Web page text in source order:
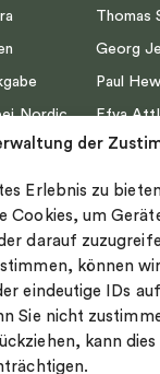
der
Erlebnis zu
Cookies, um
darauf
können
eindeutige IDs
Sie nicht
kann
Nordic
Thomas
Georg
Paul
Efva
Emma
Nordic